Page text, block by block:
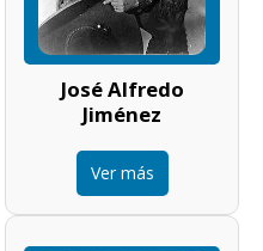
José Alfredo
Jiménez
Ver más